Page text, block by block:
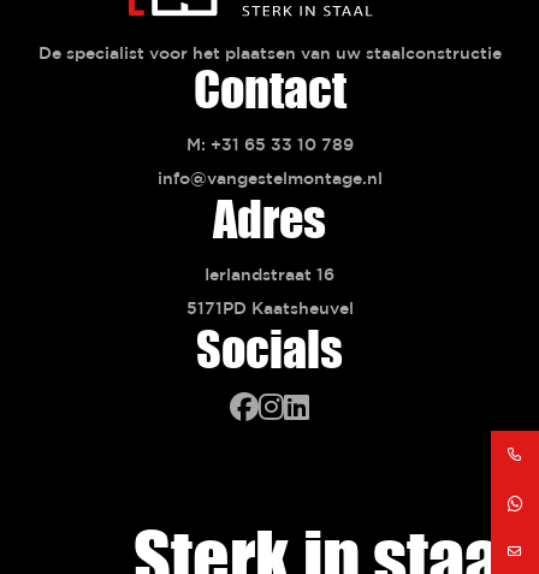
De specialist voor het plaatsen van uw staalconstructie
Contact
M: +31 65 33 10 789
info@vangestelmontage.nl
Adres
Ierlandstraat 16
5171PD Kaatsheuvel
Socials
Facebook
Instagram
Linkedin